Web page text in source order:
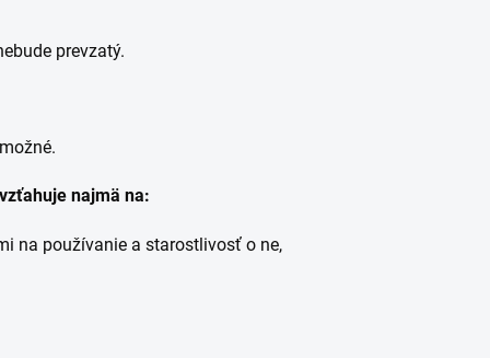
prevzatý.
najmä na:
na používanie a starostlivosť o ne,